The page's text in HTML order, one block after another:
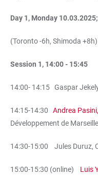
Day 1, Monday
(Toronto -6h, Shimoda +8h)
Session 1, 14:00 - 15:45
14:00- 14:15 Gaspar
14:15-14:30 Andrea Pasini,
Développement de
14:30-15:00 Jules Duruz,
15:00-15:30 (online) Luis